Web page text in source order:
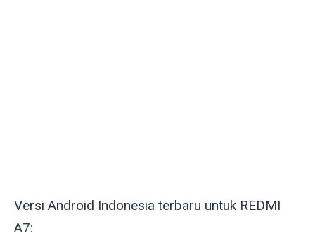
Versi Android Indonesia terbaru untuk REDMI
A7: